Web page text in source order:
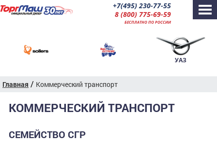
+7(495) 230-77-55
8 (800) 775-69-59
БЕСПЛАТНО ПО РОССИИ
УАЗ
Главная / Коммерческий транспорт
КОММЕРЧЕСКИЙ ТРАНСПОРТ
СЕМЕЙСТВО СГР